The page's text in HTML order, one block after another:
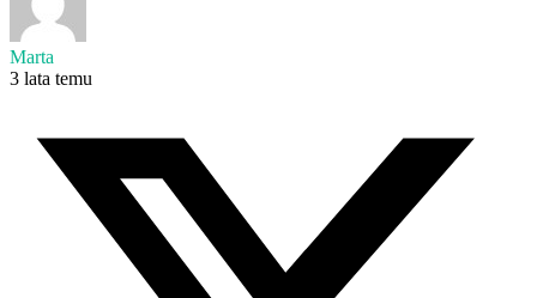
Marta
3 lata temu